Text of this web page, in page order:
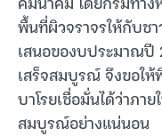
พื้นที่ผิวจราจรให้กับชา
เสนอของบประมาณปี
เสร็จสมบูรณ์ จึงขอใ
บาโรยเชื่อมั่นได้ว่าภา
สมบูรณ์อย่างแน่นอน